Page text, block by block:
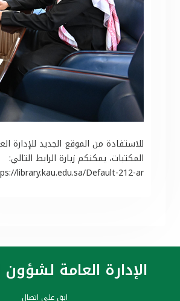
للاستفادة من الموقع الجديد للإدارة
المكتبات، يمكنكم زيارة الرابط التالي:
library.kau.edu.sa/Default-212-ar
الإدارة العامة
ابق على اتصال